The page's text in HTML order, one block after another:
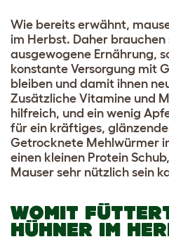
Wie bereits erwähnt,
im Herbst. Daher brauchen
ausgewogene Ernährung,
konstante Versorgung mit
bleiben und damit ihnen
Zusätzliche Vitamine und
hilfreich, und ein wenig
für ein kräftiges,
Getrocknete Mehlwürmer
einen kleinen Protein
Mauser sehr nützlich sein
WOMIT
HÜHNER IM